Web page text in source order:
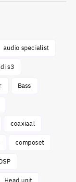
audio specialist
s3
Bass
coaxiaal
composet